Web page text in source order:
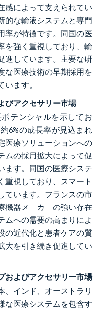
感によって支えられてい
的な輸液システムと専門
率が特徴です。同国の医
を強く重視しており、輸
進しています。主要な研
な医療技術の早期採用を
ます。
びアクセサリー市場
テンシャルを示してお
6%の成長率が見込まれ
医療ソリューションへの
ムの採用拡大によって促
ます。同国の医療システ
重視しており、スマート
ています。フランスの市
機器メーカーの強い存在
ムへの需要の高まりによ
の近代化と患者ケアの質
大を引き続き促進してい
およびアクセサリー市場
、インド、オーストラリ
な医療システムを包含す